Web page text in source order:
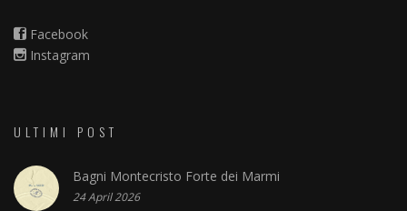
Facebook
Instagram
ULTIMI POST
Bagni Montecristo Forte dei Marmi
24 April 2026